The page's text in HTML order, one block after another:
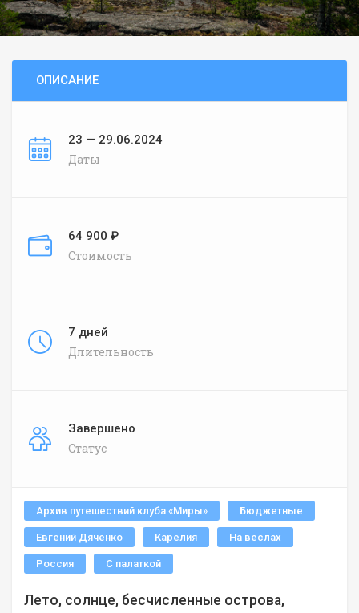
ОПИСАНИЕ
23 — 29.06.2024
Даты
64 900 ₽
Стоимость
7 дней
Длительность
Завершено
Статус
Архив путешествий клуба «Миры» Бюджетные
Евгений Дяченко Карелия На веслах
Россия С палаткой
Лето, солнце, бесчисленные острова,